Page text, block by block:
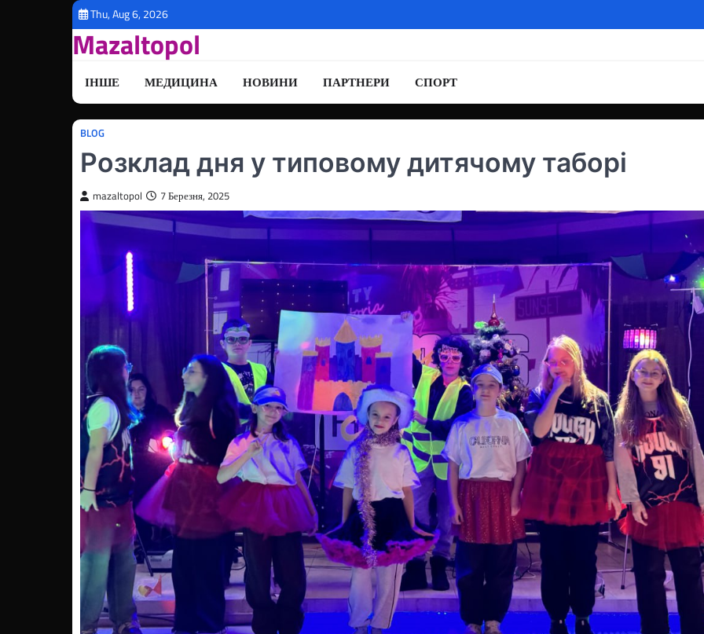
Thu, Aug 6, 2026
Mazaltopol
ІНШЕ МЕДИЦИНА НОВИНИ ПАРТНЕРИ СПОРТ
BLOG
Розклад дня у типовому дитячому таборі
mazaltopol 7 Березня, 2025